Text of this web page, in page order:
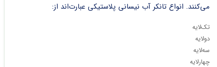
می‌کنند. انواع تانکر آب نیسانی پلاستیکی عبارت‌اند از:
تک‌لایه
دولایه
سه‌لایه
چهارلایه